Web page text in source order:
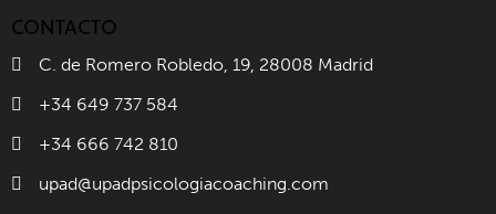
CONTACTO
C. de Romero Robledo, 19, 28008 Madrid
+34 649 737 584
+34 666 742 810
upad@upadpsicologiacoaching.com